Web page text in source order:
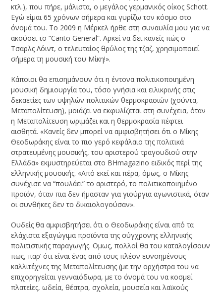
κτλ.), που πήρε, μάλιστα, ο μεγάλος γερμανικός οίκος Schott.
Εγώ είμαι 65 χρόνων σήμερα και γυρίζω τον κόσμο στο
όνομά του. Το 2009 η Μέρκελ ήρθε στη συναυλία μου για να
ακούσει το “Canto General”. Αρκεί να δει κανείς πώς ο
Τσαρλς Λόιντ, ο τελευταίος θρύλος της τζαζ, χρησιμοποιεί
σήμερα τη μουσική του Μίκη!».
Κάποιοι θα επισημάνουν ότι η έντονα πολιτικοποιημένη
μουσική δημιουργία του, τόσο γνήσια και ειλικρινής στις
δεκαετίες των υψηλών πολιτικών θερμοκρασιών (χούντα,
Μεταπολίτευση), μοιάζει να εκφυλίζεται στη συνέχεια, όταν
η Μεταπολίτευση ωριμάζει και η θερμοκρασία πέφτει
αισθητά. «Κανείς δεν μπορεί να αμφισβητήσει ότι ο Μίκης
Θεοδωράκης είναι το πιο γερό κεφάλαιο της πολιτικά
στρατευμένης μουσικής, του αριστερού τραγουδιού στην
Ελλάδα» εκμυστηρεύεται στο ΒHmagazino ειδικός περί της
ελληνικής μουσικής. «Από εκεί και πέρα, όμως, ο Μίκης
συνέχισε να “πουλάει” το αριστερό, το πολιτικοποιημένο
προϊόν, όταν πια δεν ήμασταν για γιούργια αγωνιστικά, όταν
οι συνθήκες δεν το δικαιολογούσαν».
Ουδείς θα αμφισβητήσει ότι ο Θεοδωράκης είναι από τα
ελάχιστα εξαγώγιμα προϊόντα της σύγχρονης ελληνικής
πολιτιστικής παραγωγής. Ομως, πολλοί θα του καταλογίσουν
πως, παρ’ ότι είναι ένας από τους πλέον ευνοημένους
καλλιτέχνες της Μεταπολίτευσης (με την ορχήστρα του να
επιχορηγείται γενναιόδωρα, με το όνομά του να κοσμεί
πλατείες, ωδεία, θέατρα, σχολεία, μουσεία και λαϊκούς